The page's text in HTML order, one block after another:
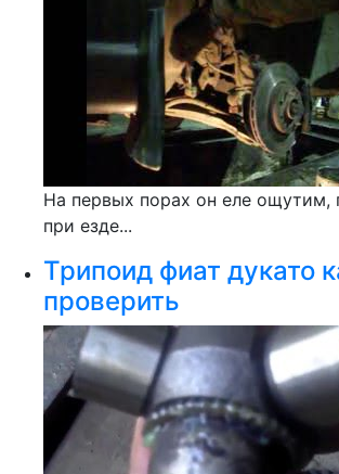
На первых порах он еле ощутим,
при езде...
Трипоид фиат дукато
проверить